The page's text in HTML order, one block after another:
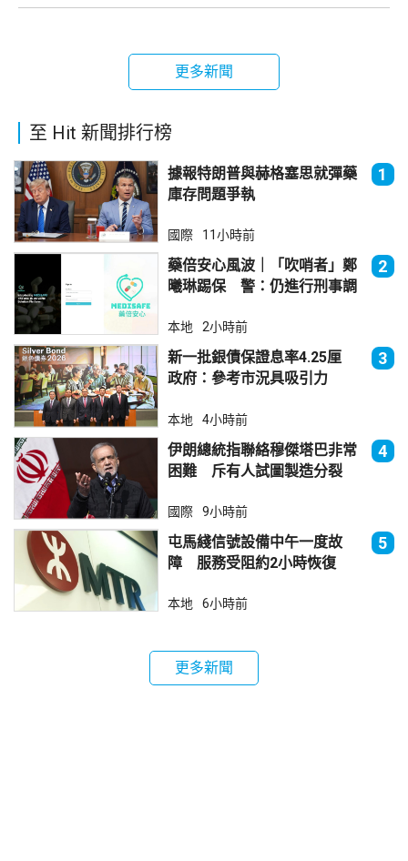
更多新聞
至 Hit 新聞排行榜
據報特朗普與赫格塞思就彈藥
庫存問題爭執
1
國際 11小時前
藥倍安心風波｜「吹哨者」鄭
曦琳踢保 警：仍進行刑事調
2
本地 2小時前
新一批銀債保證息率4.25厘
政府：參考市況具吸引力
3
本地 4小時前
伊朗總統指聯絡穆傑塔巴非常
困難 斥有人試圖製造分裂
4
國際 9小時前
屯馬綫信號設備中午一度故
障 服務受阻約2小時恢復
5
本地 6小時前
更多新聞